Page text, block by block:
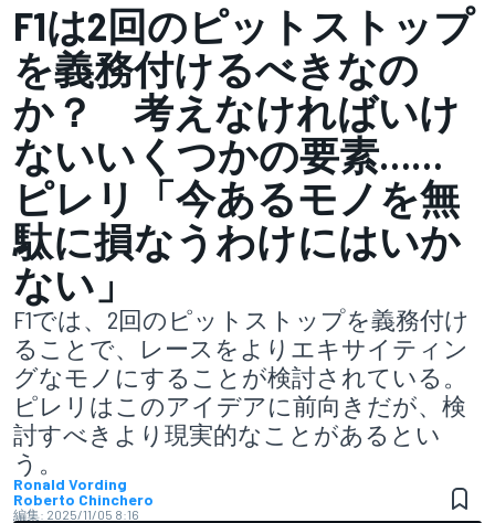
F1は2回のピットストップ
を義務付けるべきなの
か？ 考えなければいけ
ないいくつかの要素……
ピレリ「今あるモノを無
駄に損なうわけにはいか
ない」
F1では、2回のピットストップを義務付け
ることで、レースをよりエキサイティン
グなモノにすることが検討されている。
ピレリはこのアイデアに前向きだが、検
討すべきより現実的なことがあるとい
う。
Ronald Vording
Roberto Chinchero
編集: 2025/11/05 8:16